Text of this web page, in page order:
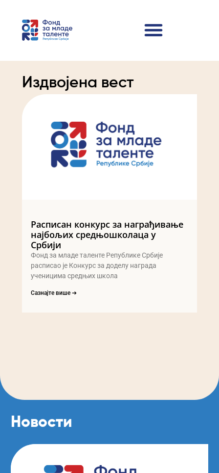
Издвојена вест
Расписан конкурс за награђивање
најбољих средњошколаца у
Србији
Фонд за младе таленте Републике Србије
расписао је Конкурс за доделу награда
ученицима средњих школа
Сазнајте више ➔
Новости